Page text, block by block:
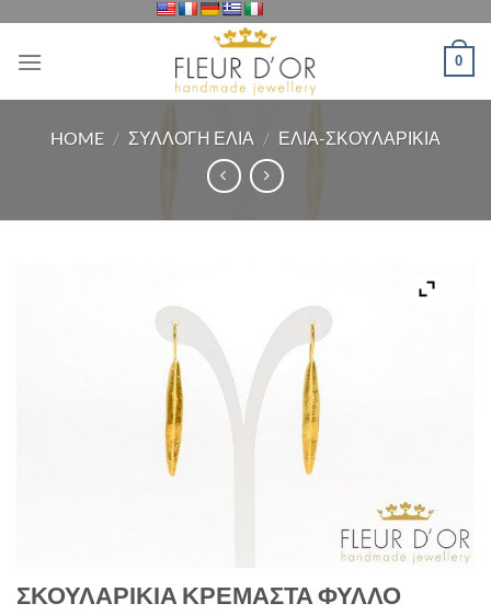
περιεχόμενο
0
HOME / ΣΥΛΛΟΓΗ ΕΛΙΑ / ΕΛΙΑ-ΣΚΟΥΛΑΡΙΚΙΑ
ΣΚΟΥΛΑΡΙΚΙΑ ΚΡΕΜΑΣΤΑ ΦΥΛΛΟ